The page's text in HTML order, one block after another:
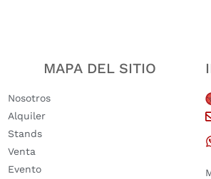
MAPA DEL SITIO
Nosotros
Alquiler
Stands
Venta
Evento